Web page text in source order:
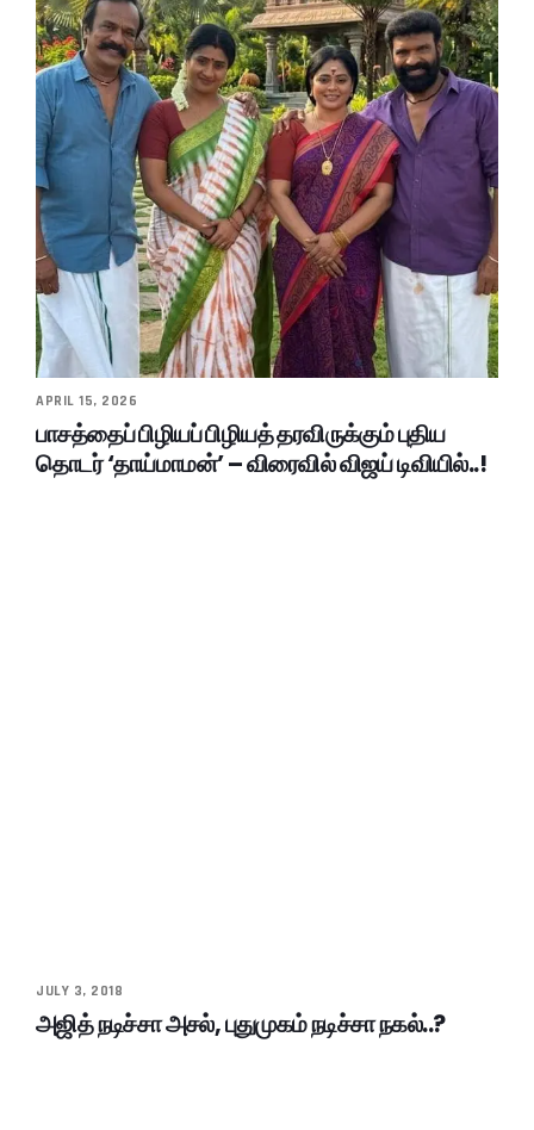
APRIL 15, 2026
பாசத்தைப் பிழியப் பிழியத் தரவிருக்கும் புதிய
தொடர் ‘தாய்மாமன்’ – விரைவில் விஜய் டிவியில்..!
JULY 3, 2018
அஜித் நடிச்சா அசல், புதுமுகம் நடிச்சா நகல்..?